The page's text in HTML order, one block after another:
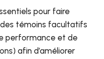
pour faire
témoins facultatifs
performance et de
afin d’améliorer